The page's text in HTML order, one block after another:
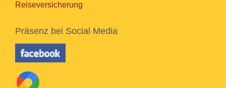
Reiseversicherung
Präsenz bei Social Media